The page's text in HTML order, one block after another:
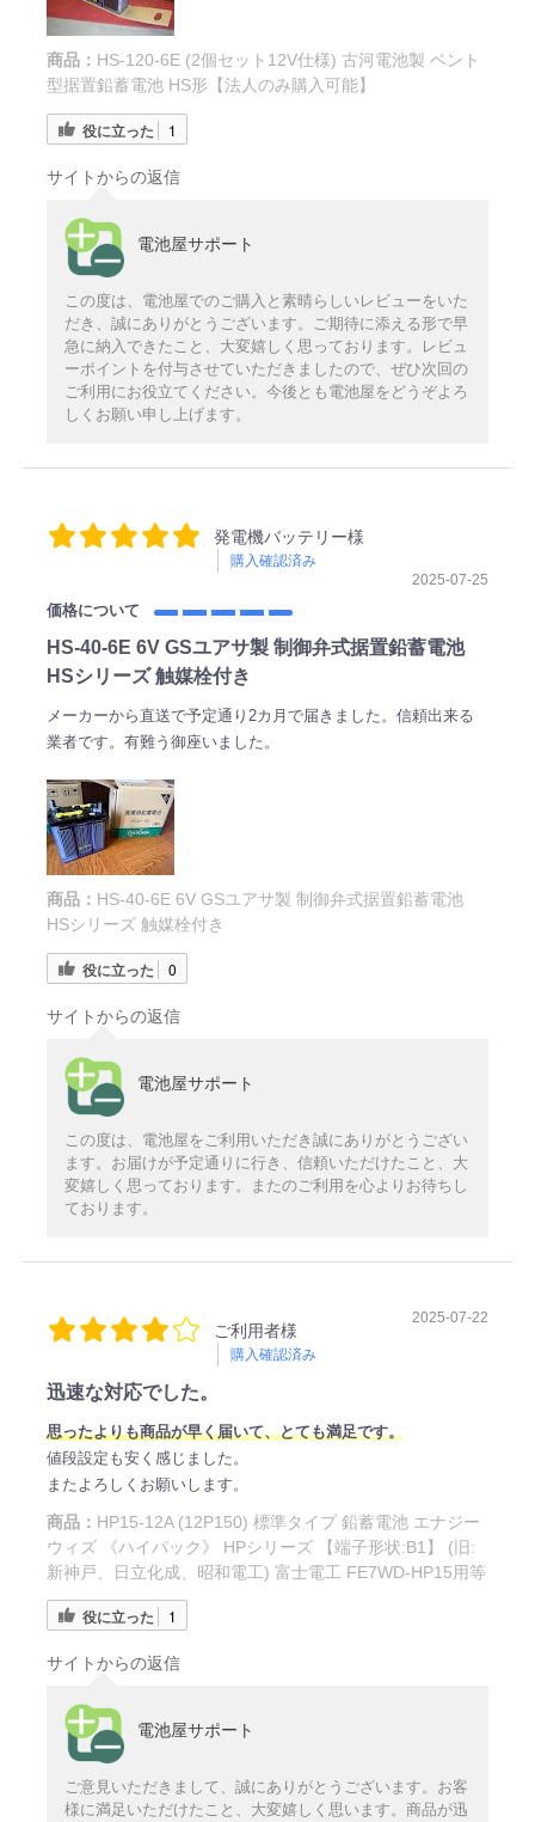
商品： HS-120-6E (2個セット12V仕様) 古河電池製 ベント
型据置鉛蓄電池 HS形【法人のみ購入可能】
役に立った 1
サイトからの返信
電池屋サポート
この度は、電池屋でのご購入と素晴らしいレビューをいた
だき、誠にありがとうございます。ご期待に添える形で早
急に納入できたこと、大変嬉しく思っております。レビュ
ーポイントを付与させていただきましたので、ぜひ次回の
ご利用にお役立てください。今後とも電池屋をどうぞよろ
しくお願い申し上げます。
発電機バッテリー様
購入確認済み
2025-07-25
価格について
HS-40-6E 6V GSユアサ製 制御弁式据置鉛蓄電池
HSシリーズ 触媒栓付き
メーカーから直送で予定通り2カ月で届きました。信頼出来る
業者です。有難う御座いました。
商品： HS-40-6E 6V GSユアサ製 制御弁式据置鉛蓄電池
HSシリーズ 触媒栓付き
役に立った 0
サイトからの返信
電池屋サポート
この度は、電池屋をご利用いただき誠にありがとうござい
ます。お届けが予定通りに行き、信頼いただけたこと、大
変嬉しく思っております。またのご利用を心よりお待ちし
ております。
ご利用者様
購入確認済み
2025-07-22
迅速な対応でした。
思ったよりも商品が早く届いて、とても満足です。
値段設定も安く感じました。
またよろしくお願いします。
商品： HP15-12A (12P150) 標準タイプ 鉛蓄電池 エナジー
ウィズ 《ハイパック》 HPシリーズ 【端子形状:B1】 (旧:
新神戸、日立化成、昭和電工) 富士電工 FE7WD-HP15用等
役に立った 1
サイトからの返信
電池屋サポート
ご意見いただきまして、誠にありがとうございます。お客
様に満足いただけたこと、大変嬉しく思います。商品が迅